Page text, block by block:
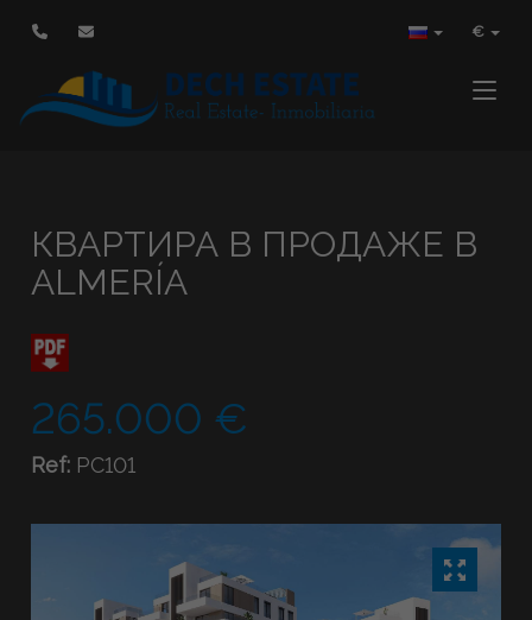
€
КВАРТИРА В ПРОДАЖЕ В
ALMERÍA
265.000 €
Ref: PC101